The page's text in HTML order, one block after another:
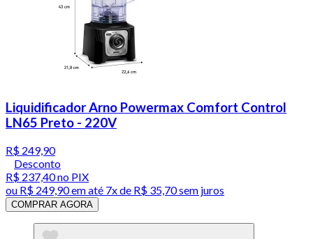
Liquidificador Arno Powermax Comfort Control
LN65 Preto - 220V
R$ 249,90
Desconto
R$ 237,40no PIX
ou R$ 249,90em até 7x de R$ 35,70 sem juros
COMPRAR AGORA